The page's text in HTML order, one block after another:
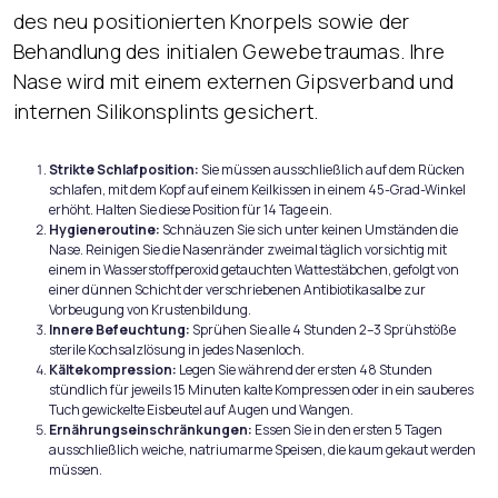
des neu positionierten Knorpels sowie der
Behandlung des initialen Gewebetraumas. Ihre
Nase wird mit einem externen Gipsverband und
internen Silikonsplints gesichert.
Strikte Schlafposition:Sie müssen ausschließlich auf dem Rücken
schlafen, mit dem Kopf auf einem Keilkissen in einem 45-Grad-Winkel
erhöht. Halten Sie diese Position für 14 Tage ein.
Hygieneroutine:Schnäuzen Sie sich unter keinen Umständen die
Nase. Reinigen Sie die Nasenränder zweimal täglich vorsichtig mit
einem in Wasserstoffperoxid getauchten Wattestäbchen, gefolgt von
einer dünnen Schicht der verschriebenen Antibiotikasalbe zur
Vorbeugung von Krustenbildung.
Innere Befeuchtung:Sprühen Sie alle 4 Stunden 2–3 Sprühstöße
sterile Kochsalzlösung in jedes Nasenloch.
Kältekompression: Legen Sie während der ersten 48 Stunden
stündlich für jeweils 15 Minuten kalte Kompressen oder in ein sauberes
Tuch gewickelte Eisbeutel auf Augen und Wangen.
Ernährungseinschränkungen: Essen Sie in den ersten 5 Tagen
ausschließlich weiche, natriumarme Speisen, die kaum gekaut werden
müssen.